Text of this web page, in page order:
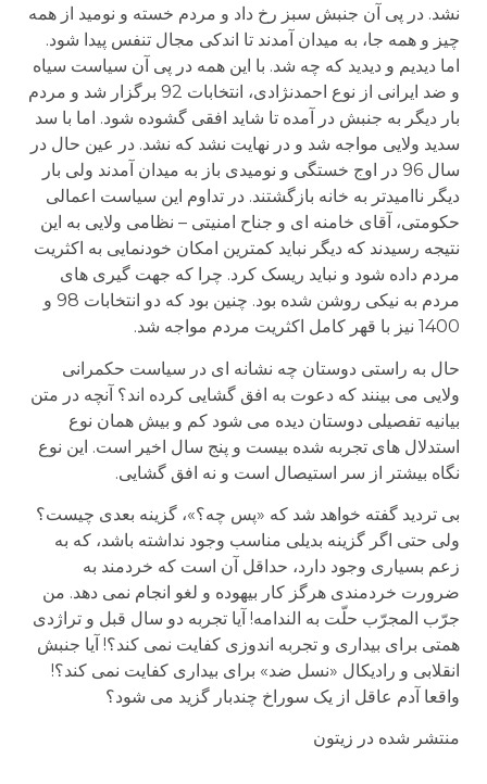
نشد. در پی آن جنبش سبز رخ داد و مردم خسته و نومید از همه
چیز و همه جا، به میدان آمدند تا اندکی مجال تنفس پیدا شود.
اما دیدیم و دیدید که چه شد. با این همه در پی آن سیاست سیاه
و ضد ایرانی از نوع احمدنژادی، انتخابات 92 برگزار شد و مردم
بار دیگر به جنبش در آمده تا شاید افقی گشوده شود. اما با سد
سدید ولایی مواجه شد و در نهایت نشد که نشد. در عین حال در
سال 96 در اوج خستگی و نومیدی باز به میدان آمدند ولی بار
دیگر ناامیدتر به خانه بازگشتند. در تداوم این سیاست اعمالی
حکومتی، آقای خامنه ای و جناح امنیتی – نظامی ولایی به این
نتیجه رسیدند که دیگر نباید کمترین امکان خودنمایی به اکثریت
مردم داده شود و نباید ریسک کرد. چرا که جهت گیری های
مردم به نیکی روشن شده بود. چنین بود که دو انتخابات 98 و
1400 نیز با قهر کامل اکثریت مردم مواجه شد.
حال به راستی دوستان چه نشانه ای در سیاست حکمرانی
ولایی می بینند که دعوت به افق گشایی کرده اند؟ آنچه در متن
بیانیه تفصیلی دوستان دیده می شود کم و بیش همان نوع
استدلال های تجربه شده بیست و پنج سال اخیر است. این نوع
نگاه بیشتر از سر استیصال است و نه افق گشایی.
بی تردید گفته خواهد شد که «پس چه؟»، گزینه بعدی چیست؟
ولی حتی اگر گزینه بدیلی مناسب وجود نداشته باشد، که به
زعم بسیاری وجود دارد، حداقل آن است که خردمند به
ضرورت خردمندی هرگز کار بیهوده و لغو انجام نمی دهد. من
جرّب المجرّب حلّت به الندامه! آیا تجربه دو سال قبل و تراژدی
همتی برای بیداری و تجربه اندوزی کفایت نمی کند؟! آیا جنبش
انقلابی و رادیکال «نسل ضد» برای بیداری کفایت نمی کند؟!
واقعا آدم عاقل از یک سوراخ چندبار گزید می شود؟
منتشر شده در زیتون